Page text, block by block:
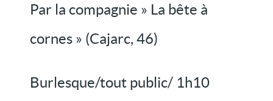
Par la compagnie » La bête à
cornes » (Cajarc, 46)
Burlesque/tout public/ 1h10